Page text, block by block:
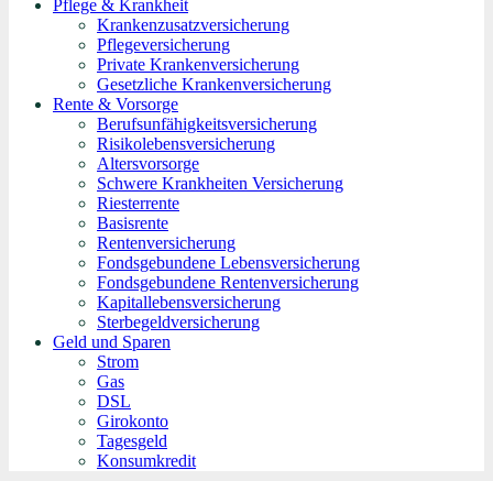
Pflege & Krankheit
Krankenzusatzversicherung
Pflegeversicherung
Private Krankenversicherung
Gesetzliche Krankenversicherung
Rente & Vorsorge
Berufs­unfähigkeitsversicherung
Risikolebensversicherung
Altersvorsorge
Schwere Krankheiten Versicherung
Riesterrente
Basisrente
Rentenversicherung
Fondsgebundene Lebensversicherung
Fondsgebundene Rentenversicherung
Kapitallebensversicherung
Sterbegeldversicherung
Geld und Sparen
Strom
Gas
DSL
Girokonto
Tagesgeld
Konsumkredit